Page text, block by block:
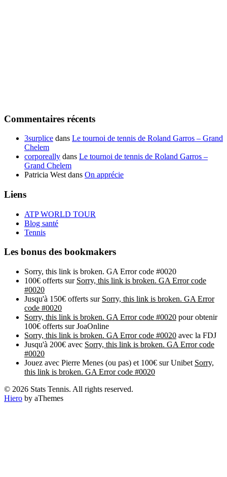
Commentaires récents
3surplice dans Le tournoi de tennis de Roland Garros – Grand
Chelem
corporeally dans Le tournoi de tennis de Roland Garros –
Grand Chelem
Patricia West dans On apprécie
Liens
ATP WORLD TOUR
Blog santé
Tennis
Les bonus des bookmakers
Sorry, this link is broken. GA Error code #0020
100€ offerts sur Sorry, this link is broken. GA Error code
#0020
Jusqu'à 150€ offerts sur Sorry, this link is broken. GA Error
code #0020
Sorry, this link is broken. GA Error code #0020 pour obtenir
100€ offerts sur JoaOnline
Sorry, this link is broken. GA Error code #0020 avec la FDJ
Jusqu'à 200€ avec Sorry, this link is broken. GA Error code
#0020
Jouez avec Pierre Menes (ou pas) et 100€ sur Unibet Sorry,
this link is broken. GA Error code #0020
© 2026 Stats Tennis. All rights reserved.
Hiero by aThemes